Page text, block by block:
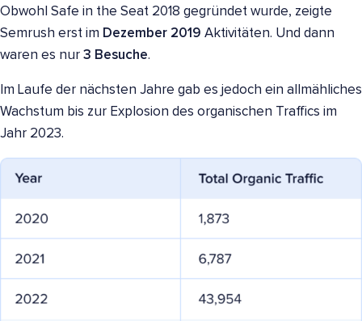
Obwohl Safe in the Seat 2018 gegründet wurde, zeigte
Semrush erst im Dezember 2019 Aktivitäten. Und dann
waren es nur 3 Besuche.
Im Laufe der nächsten Jahre gab es jedoch ein allmähliches
Wachstum bis zur Explosion des organischen Traffics im
Jahr 2023.